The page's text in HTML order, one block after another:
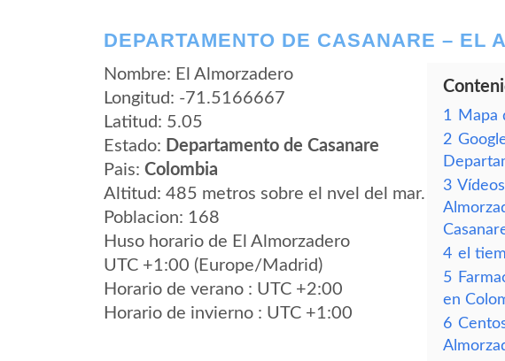
DEPARTAMENTO DE CASANARE – EL
Nombre: El Almorzadero
Longitud: -71.5166667
Latitud: 5.05
Estado: Departamento de Casanare
Pais: Colombia
Altitud: 485 metros sobre el nvel del mar.
Poblacion: 168
Huso horario de El Almorzadero
UTC +1:00 (Europe/Madrid)
Horario de verano : UTC +2:00
Horario de invierno : UTC +1:00
1
Mapa
2
3
4 el
5
en
6